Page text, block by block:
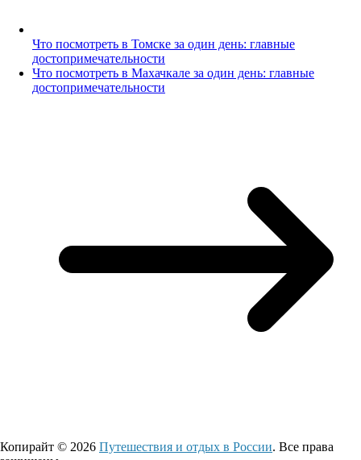
Что посмотреть в Томске за один день: главные
достопримечательности
Что посмотреть в Махачкале за один день: главные
достопримечательности
Копирайт © 2026 Путешествия и отдых в России. Все права